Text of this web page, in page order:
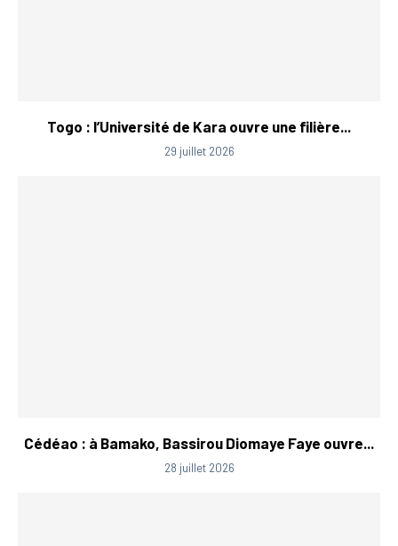
Togo : l’Université de Kara ouvre une filière...
29 juillet 2026
Cédéao : à Bamako, Bassirou Diomaye Faye ouvre...
28 juillet 2026